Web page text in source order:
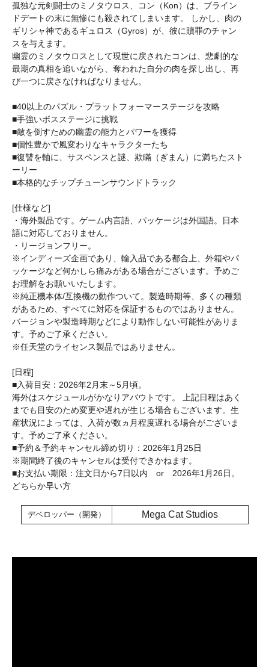
孤独な元剣闘士のミノタウロス、コン（Kon）は、ブライン
ドデートの末に無惨にも殺されてしまいます。 しかし、肉の
ギリシャ神であるギュロス（Gyros）が、彼に贖罪のチャン
スを与えます。
幽霊のミノタウロスとして現世に戻されたコンは、悲劇的な
最期の真相を追いながら、奪われた自分の肉を探し出し、再
び一つに戻さなければなりません。
■40以上のパズル・プラットフォーマーステージを攻略
■手強いボスステージに挑戦
■敵を倒すための幽霊の能力とパワーを獲得
■個性豊かで風変わりなキャラクターたち
■復讐を軸に、サスペンスと謎、欺瞞（ぎまん）に満ちたスト
ーリー
■本格的なチップチューンサウンドトラック
[仕様など]
・海外製品です。ゲーム内言語、パッケージは外国語。日本
語に対応しておりません。
・リージョンフリー。
※インディーズ企画であり、輸入品である都合上、外箱やパ
ッケージなど何かしら痛みがある場合がございます。予めご
お理解をお願いいたします。
※純正機本体/互換機の動作ついて。製造時期等、多くの種類
があるため、すべてに対応を保証するものではありません。
バージョンや製造時期などにより動作しない可能性がありま
す。予めご了承ください。
※任天堂のライセンス製品ではありません。
[日程]
■入荷目安：2026年2月末～5月頃。
海外はスケジュールがかなりアバウトです。 上記日程はあく
までも目安のため変更や遅れが生じる場合もございます。生
産状況によっては、入荷が数ヵ月程度遅れる場合がございま
す。予めご了承ください。
■予約＆予約キャンセル締め切り：2026年1月25日
※期間終了後のキャンセルは受付できかねます。
■お支払い期限：注文日から7日以内 or 2026年1月26日。
どちらか早い方
デベロッパー（開発） Mega Cat Studios